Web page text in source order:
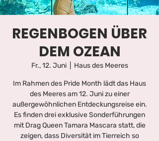
REGENBOGEN ÜBER
DEM OZEAN
Fr., 12. Juni
  |
Haus des Meeres
Im Rahmen des Pride Month lädt das Haus
des Meeres am 12. Juni zu einer
außergewöhnlichen Entdeckungsreise ein.
Es finden drei exklusive Sonderführungen
mit Drag Queen Tamara Mascara statt, die
zeigen, dass Diversität im Tierreich so